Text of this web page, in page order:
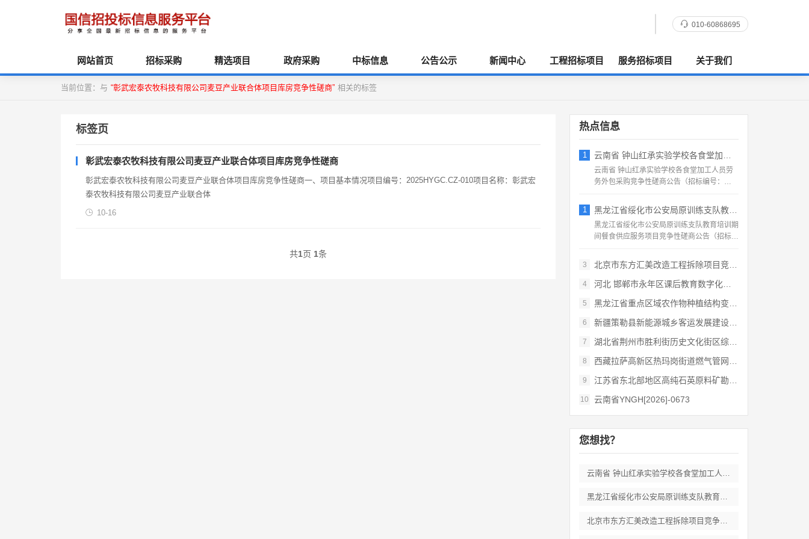
010-60868695
网站首页 招标采购 精选项目 政府采购 中标信息 公告公示 新闻中心 工程招标项目 服务招标项目 关于我们
当前位置：与 “彰武宏泰农牧科技有限公司麦豆产业联合体项目库房竞争性磋商” 相关的标签
标签页
彰武宏泰农牧科技有限公司麦豆产业联合体项目库房竞争性磋商
彰武宏泰农牧科技有限公司麦豆产业联合体项目库房竞争性磋商一、项目基本情况项目编号：2025HYGC.CZ-010项目名称：彰武宏
泰农牧科技有限公司麦豆产业联合体
10-16
共1页 1条
热点信息
1 云南省 钟山红承实验学校各食堂加工人员劳
云南省 钟山红承实验学校各食堂加工人员劳
务外包采购竞争性磋商公告（招标编号：
1 黑龙江省绥化市公安局原训练支队教育培训期
黑龙江省绥化市公安局原训练支队教育培训期
间餐食供应服务项目竞争性磋商公告（招标编
3
北京市东方汇美改造工程拆除项目竞争性磋商
4 河北 邯郸市永年区课后教育数字化管理平台
5 黑龙江省重点区域农作物种植结构变化遥感
6 新疆策勒县新能源城乡客运发展建设项目
7 湖北省荆州市胜利街历史文化街区综合开发和
8 西藏拉萨高新区热玛岗街道燃气管网全覆盖延
9 江苏省东北部地区高纯石英原料矿勘查岩心钻
10 云南省YNGH[2026]-0673
您想找？
云南省 钟山红承实验学校各食堂加工人员劳
黑龙江省绥化市公安局原训练支队教育培训期